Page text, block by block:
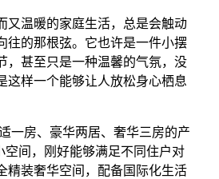
又温暖的家庭生活，总是会触动
往的那根弦。它也许是一件小摆
，甚至只是一种温馨的气氛，没
这样一个能够让人放松身心栖息
一房、豪华两居、奢华三房的产
空间，刚好能够满足不同住户对
精装奢华空间，配备国际化生活